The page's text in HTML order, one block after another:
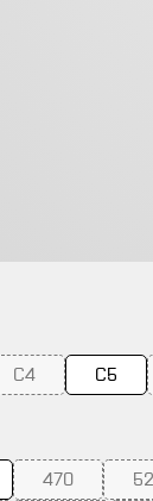
nicht verfügbar.)
ist zurzeit nicht
C4
(Diese Option ist
C5
470
(Diese